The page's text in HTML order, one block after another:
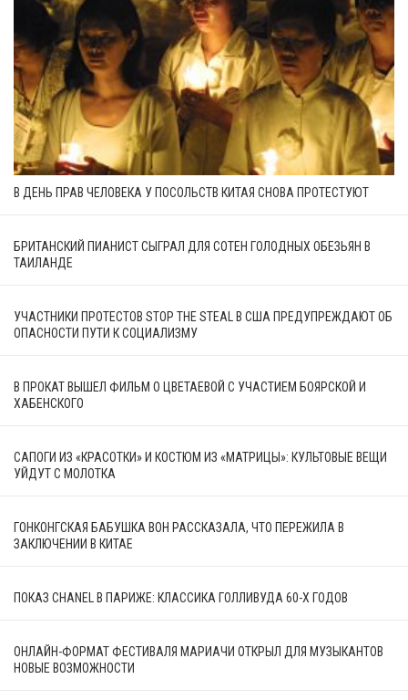
В ДЕНЬ ПРАВ ЧЕЛОВЕКА У ПОСОЛЬСТВ КИТАЯ СНОВА ПРОТЕСТУЮТ
БРИТАНСКИЙ ПИАНИСТ СЫГРАЛ ДЛЯ СОТЕН ГОЛОДНЫХ ОБЕЗЬЯН В
ТАИЛАНДЕ
УЧАСТНИКИ ПРОТЕСТОВ STOP THE STEAL В США ПРЕДУПРЕЖДАЮТ ОБ
ОПАСНОСТИ ПУТИ К СОЦИАЛИЗМУ
В ПРОКАТ ВЫШЕЛ ФИЛЬМ О ЦВЕТАЕВОЙ С УЧАСТИЕМ БОЯРСКОЙ И
ХАБЕНСКОГО
САПОГИ ИЗ «КРАСОТКИ» И КОСТЮМ ИЗ «МАТРИЦЫ»: КУЛЬТОВЫЕ ВЕЩИ
УЙДУТ С МОЛОТКА
ГОНКОНГСКАЯ БАБУШКА ВОН РАССКАЗАЛА, ЧТО ПЕРЕЖИЛА В
ЗАКЛЮЧЕНИИ В КИТАЕ
ПОКАЗ CHANEL В ПАРИЖЕ: КЛАССИКА ГОЛЛИВУДА 60-Х ГОДОВ
ОНЛАЙН-ФОРМАТ ФЕСТИВАЛЯ МАРИАЧИ ОТКРЫЛ ДЛЯ МУЗЫКАНТОВ
НОВЫЕ ВОЗМОЖНОСТИ